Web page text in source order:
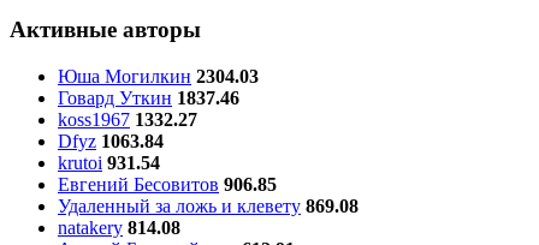
Активные авторы
Юша Могилкин 2304.03
Говард Уткин 1837.46
koss1967 1332.27
Dfyz 1063.84
krutoi 931.54
Евгений Бесовитов 906.85
Удаленный за ложь и клевету 869.08
natakery 814.08